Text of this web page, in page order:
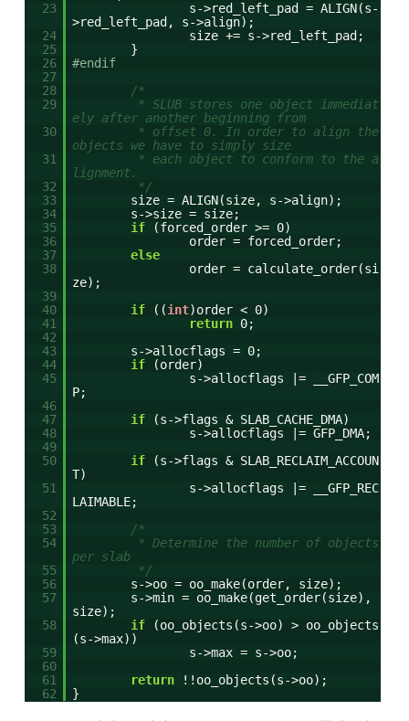
23
s->red_left_pad = ALIGN(s-
>red_left_pad, s->align);
24
size += s->red_left_pad;
25
}
26
#endif
27
28
/*
29
* SLUB stores one object immediat
ely after another beginning from
30
* offset 0. In order to align the
objects we have to simply size
31
* each object to conform to the a
lignment.
32
*/
33
size = ALIGN(size, s->align);
34
s->size = size;
35
if
(forced_order >= 0)
36
order = forced_order;
37
else
38
order = calculate_order(si
ze);
39
40
if ((int)order < 0)
41
return 0;
42
43
s->allocflags = 0;
44
if
(order)
45
s->allocflags |= __GFP_COM
P;
46
47
if
(s->flags & SLAB_CACHE_DMA)
48
s->allocflags |= GFP_DMA;
49
50
if
(s->flags & SLAB_RECLAIM_ACCOUN
T)
51
s->allocflags |= __GFP_REC
LAIMABLE;
52
53
/*
54
* Determine the number of objects
per slab
55
*/
56
s->oo = oo_make(order, size);
57
s->min = oo_make(get_order(size),
size);
58
if
(oo_objects(s->oo) > oo_objects
(s->max))
59
s->max = s->oo;
60
61
return
!!oo_objects(s->oo);
62
}